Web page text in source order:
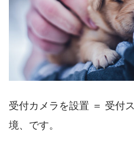
受付カメラを設置 ＝ 受付
境、です。